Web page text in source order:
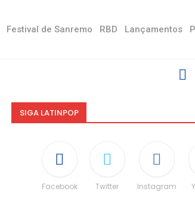
Festival de Sanremo RBD Lançamentos
SIGA LATINPOP
Facebook Twitter Instagram